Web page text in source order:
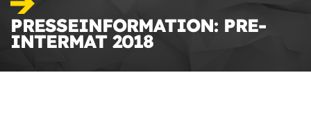
PRESSEINFORMATION: PRE-
INTERMAT 2018